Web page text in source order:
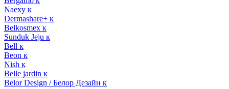
Naexy к
Dermashare+ к
Belkosmex к
Sunduk Jeju к
Bell к
Beon к
Nish к
Belle jardin к
Belor Design / Белор Дезайн к